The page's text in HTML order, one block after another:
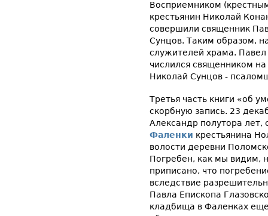
Восприемником
крестьянин Николай
совершили священник
Сунцов. Таким образом,
служителей храма.
числился священником
Николай Сунцов -
Третья часть книги «об
скорбную запись. 23
Александр полутора
Фаленки крестьянина
волости деревни
Погребен, как мы видим,
приписано, что
вследствие
Павла Епископа
кладбища в Фаленках